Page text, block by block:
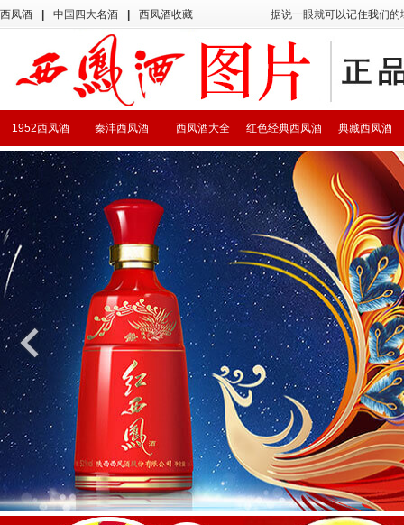
西凤酒 中国四大名酒 西凤酒收藏 据说一眼就可以记住我们
典藏西凤酒
红色经典西凤酒
西凤酒大全
秦沣西凤酒
1952西凤酒